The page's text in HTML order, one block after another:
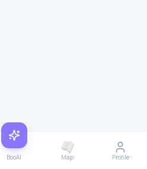
BooAI Map Profile